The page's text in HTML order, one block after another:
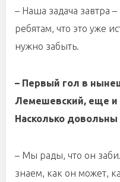
– Наша задача завтра
ребятам, что это уже
нужно забыть.
– Первый гол в
Лемешевский, еще и
Насколько довольны
– Мы рады, что он
знаем, как он может,